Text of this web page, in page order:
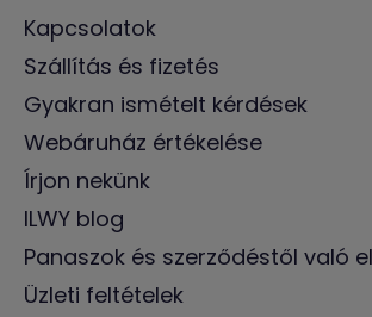
Kapcsolatok
Szállítás és fizetés
Gyakran ismételt kérdések
Webáruház értékelése
Írjon nekünk
ILWY blog
Panaszok és szerződéstől való
Üzleti feltételek